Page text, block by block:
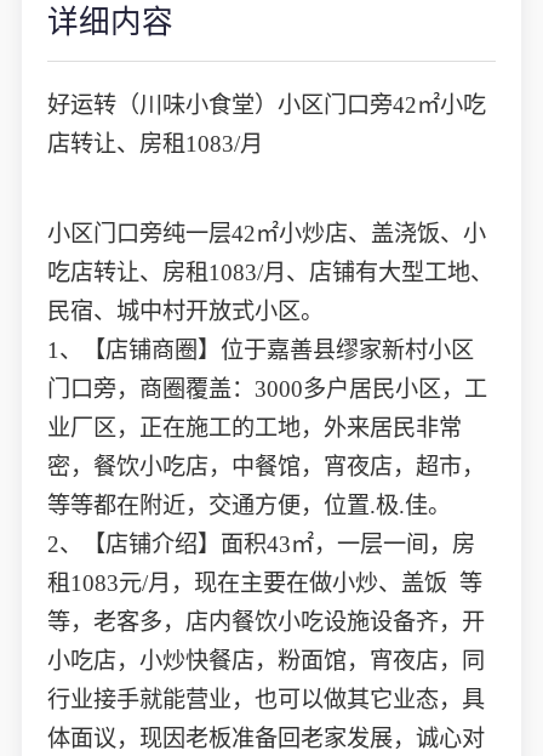
详细内容
好运转（川味小食堂）小区门口旁42㎡小吃
店转让、房租1083/月
小区门口旁纯一层42㎡小炒店、盖浇饭、小
吃店转让、房租1083/月、店铺有大型工地、
民宿、城中村开放式小区。
1、【店铺商圈】位于嘉善县缪家新村小区
门口旁，商圈覆盖：3000多户居民小区，工
业厂区，正在施工的工地，外来居民非常
密，餐饮小吃店，中餐馆，宵夜店，超市，
等等都在附近，交通方便，位置.极.佳。
2、【店铺介绍】面积43㎡，一层一间，房
租1083元/月，现在主要在做小炒、盖饭 等
等，老客多，店内餐饮小吃设施设备齐，开
小吃店，小炒快餐店，粉面馆，宵夜店，同
行业接手就能营业，也可以做其它业态，具
体面议，现因老板准备回老家发展，诚心对